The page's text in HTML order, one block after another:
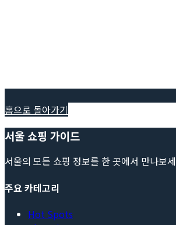
홈으로 돌아가기
서울 쇼핑 가이드
서울의 모든 쇼핑 정보를 한 곳에서 만나보
주요 카테고리
Hot Spots